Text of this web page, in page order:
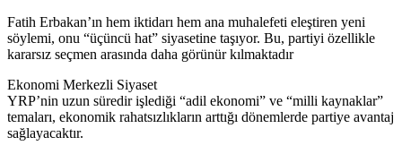
Fatih Erbakan’ın hem iktidarı hem ana muhalefeti eleştiren yeni
söylemi, onu “üçüncü hat” siyasetine taşıyor. Bu, partiyi özellikle
kararsız seçmen arasında daha görünür kılmaktadır
Ekonomi Merkezli Siyaset
YRP’nin uzun süredir işlediği “adil ekonomi” ve “milli kaynaklar”
temaları, ekonomik rahatsızlıkların arttığı dönemlerde partiye avantaj
sağlayacaktır.